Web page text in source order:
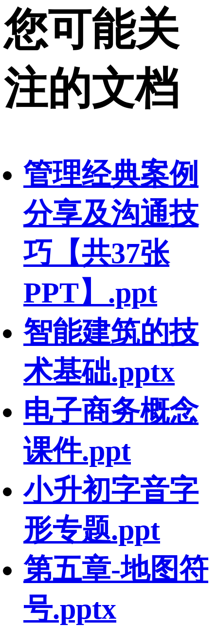
您可能关
注的文档
管理经典案例
分享及沟通技
巧【共37张
PPT】.ppt
智能建筑的技
术基础.pptx
电子商务概念
课件.ppt
小升初字音字
形专题.ppt
第五章-地图符
号.pptx